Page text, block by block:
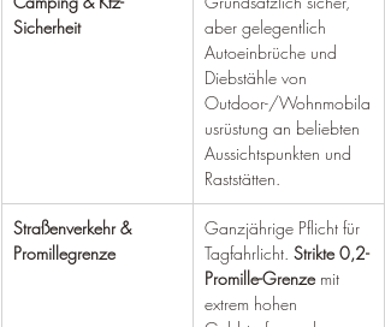
Sicherheit
aber gelegentlich
Autoeinbrüche und
Diebstähle von
Outdoor-/Wohnmobila
usrüstung an beliebten
Aussichtspunkten und
Raststätten.
Straßenverkehr &
Promillegrenze
Ganzjährige Pflicht für
Tagfahrlicht. Strikte 0,2-
Promille-Grenze mit
extrem hohen